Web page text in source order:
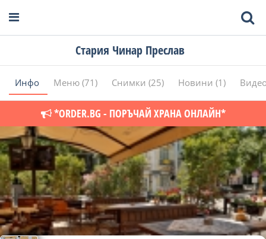
Стария Чинар Преслав
Инфо Меню (71) Снимки (25) Новини (1)
*ORDER.BG - ПОРЪЧАЙ ХРАНА ОНЛАЙН*